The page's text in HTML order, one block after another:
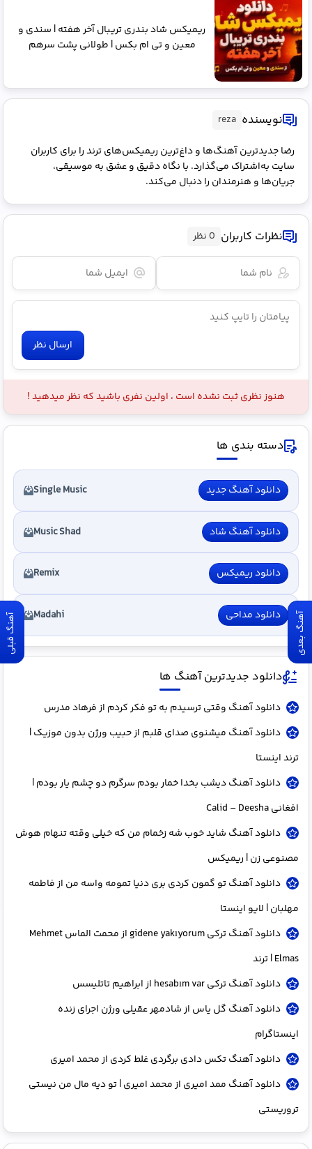
آهنگ بعدی آهنگ قبلی
ریمیکس شاد بندری تریبال آخر هفته | سندی و
معین و تی ام بکس | طولانی پشت سرهم
نویسنده reza
رضا جدیدترین آهنگ‌ها و داغ‌ترین ریمیکس‌های ترند را برای کاربران
سایت به‌اشتراک می‌گذارد. با نگاه دقیق و عشق به موسیقی،
جریان‌ها و هنرمندان را دنبال می‌کند.
نظرات کاربران 0 نظر
ارسال نظر
هنوز نظری ثبت نشده است ، اولین نفری باشید که نظر میدهید !
دسته بندی ها
دانلود آهنگ جدید Single Music
دانلود آهنگ شاد Music Shad
دانلود ریمیکس Remix
دانلود مداحی Madahi
دانلود جدیدترین آهنگ ها
دانلود آهنگ وقتی ترسیدم به تو فکر کردم از فرهاد مدرس
دانلود آهنگ میشنوی صدای قلبم از حبیب ورژن بدون موزیک |
ترند اینستا
دانلود آهنگ دﻳﺸﺐ ﺑﺨﺪا ﺧﻤﺎر ﺑﻮدم ﺳﺮﮔﺮم دو ﭼﺸﻢ ﻳﺎر ﺑﻮدم |
افغانی Calid – Deesha
دانلود آهنگ شاید خوب شه زخمام من که خیلی وقته تنهام هوش
مصنوعی زن | ریمیکس
دانلود آهنگ تو گمون کردی بری دنیا تمومه واسه من از فاطمه
مهلبان | لایو اینستا
دانلود آهنگ ترکی gidene yakıyorum از محمت الماس Mehmet
Elmas | ترند
دانلود آهنگ ترکی hesabım var از ابراهیم تاتلیسس
دانلود آهنگ گل یاس از شادمهر عقیلی ورژن اجرای زنده
اینستاگرام
دانلود آهنگ تکس دادی برگردی غلط کردی از محمد امیری
دانلود آهنگ ممد امیری از محمد امیری | تو دیه مال من نیستی
تروریستی